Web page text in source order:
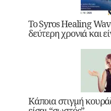
Το Syros Healing
δεύτερη χρονιά και
Κάποια στιγμή